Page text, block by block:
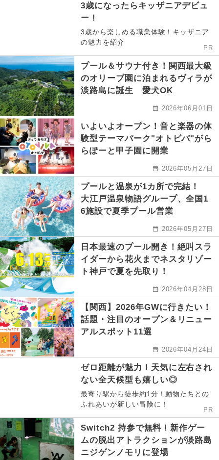
3歳になったらキッザニアデビュ
ー！
3歳から楽しめる職業体験！キッザニア
の魅力を紹介
PR
プール＆サウナ付き！関西最大級
のオリーブ園に泊まれるヴィラが
淡路島に誕生 愛犬OK
2026年06月01日
いよいよオープン！音と楽器の体
験型テーマパーク"オトビバ"がら
らぽーと甲子園に開業
2026年05月27日
プールと温泉が1カ所で完結！
大江戸温泉物語グループ、全国1
6施設で夏季プール営業
2026年05月27日
日本最速のプール開き！絶叫スラ
イダーから花火までネスタリゾー
ト神戸で夏を先取り！
2026年04月28日
【関西】2026年GWに行きたい！
話題・注目のオープン＆リニュー
アルスポット11選
2026年04月24日
ゼロ距離が魅力！天気に左右され
ない全天候型も嬉しい◎
最寄り駅から徒歩約1分！動物たちとの
ふれあいが新しい冒険に！
PR
Switch2 持参で無料！新作ゲー
ムの脱出アトラクションが淡路島
ニジゲンノモリに登場